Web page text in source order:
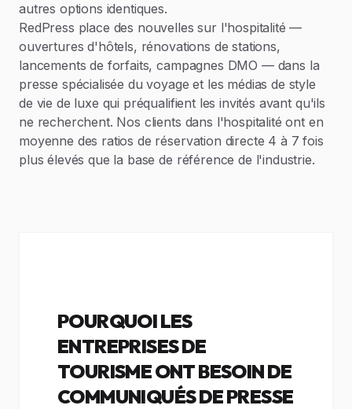
autres options identiques.
RedPress place des nouvelles sur l'hospitalité —
ouvertures d'hôtels, rénovations de stations,
lancements de forfaits, campagnes DMO — dans la
presse spécialisée du voyage et les médias de style
de vie de luxe qui préqualifient les invités avant qu'ils
ne recherchent. Nos clients dans l'hospitalité ont en
moyenne des ratios de réservation directe 4 à 7 fois
plus élevés que la base de référence de l'industrie.
POURQUOI LES
ENTREPRISES DE
TOURISME ONT BESOIN DE
COMMUNIQUÉS DE PRESSE